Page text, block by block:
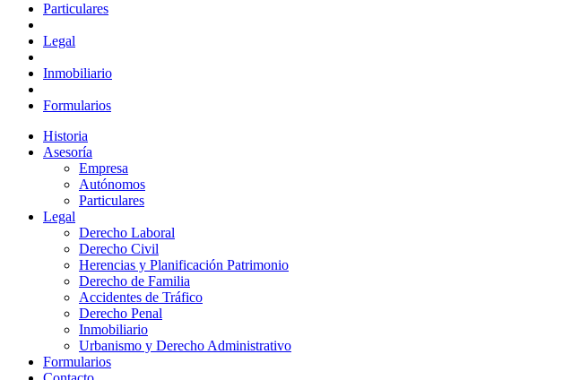
Particulares
Legal
Inmobiliario
Formularios
Historia
Asesoría
Empresa
Autónomos
Particulares
Legal
Derecho Laboral
Derecho Civil
Herencias y Planificación Patrimonio
Derecho de Familia
Accidentes de Tráfico
Derecho Penal
Inmobiliario
Urbanismo y Derecho Administrativo
Formularios